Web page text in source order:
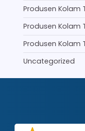
Produsen Kolam
Produsen Kolam
Produsen Kolam
Uncategorized